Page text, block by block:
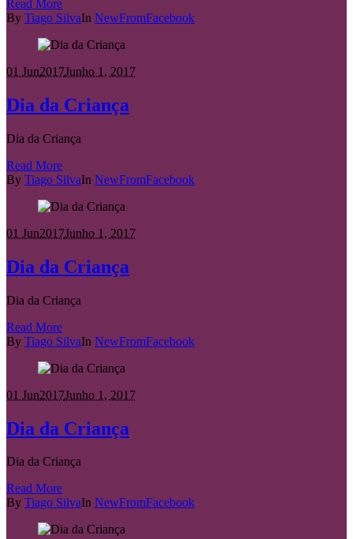
Read More
By Tiago SilvaIn NewFromFacebook
01 Jun2017Junho 1, 2017
Dia da Criança
Dia da Criança
Read More
By Tiago SilvaIn NewFromFacebook
01 Jun2017Junho 1, 2017
Dia da Criança
Dia da Criança
Read More
By Tiago SilvaIn NewFromFacebook
01 Jun2017Junho 1, 2017
Dia da Criança
Dia da Criança
Read More
By Tiago SilvaIn NewFromFacebook